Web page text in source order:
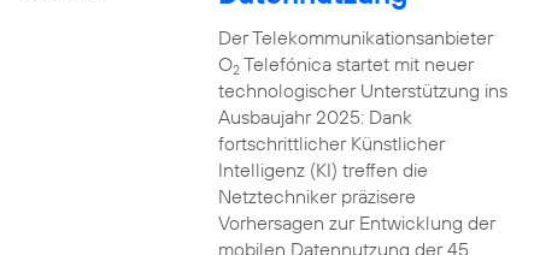
Der Telekommunikationsanbieter
O2Telefónica startet mit neuer
technologischer Unterstützung ins
Ausbaujahr 2025: Dank
fortschrittlicher Künstlicher
Intelligenz (KI) treffen die
Netztechniker präzisere
Vorhersagen zur Entwicklung der
mobilen Datennutzung der 45